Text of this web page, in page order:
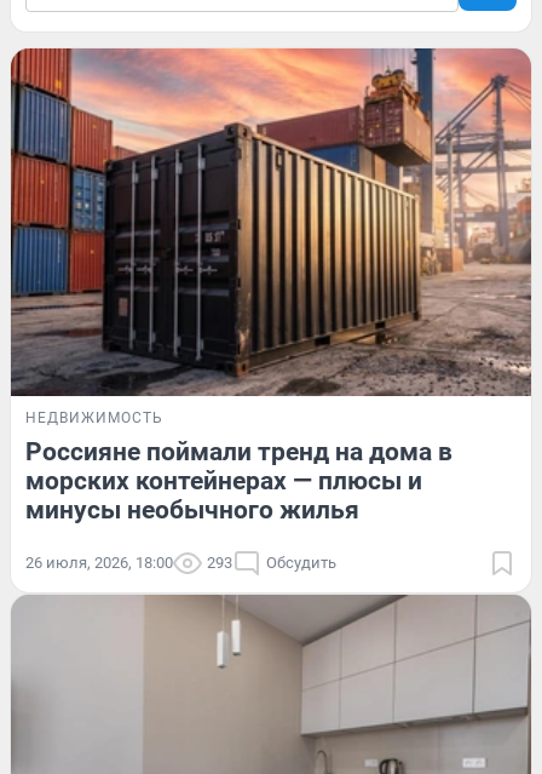
НЕДВИЖИМОСТЬ
Россияне поймали тренд на дома в
морских контейнерах — плюсы и
минусы необычного жилья
26 июля, 2026, 18:00 293 Обсудить